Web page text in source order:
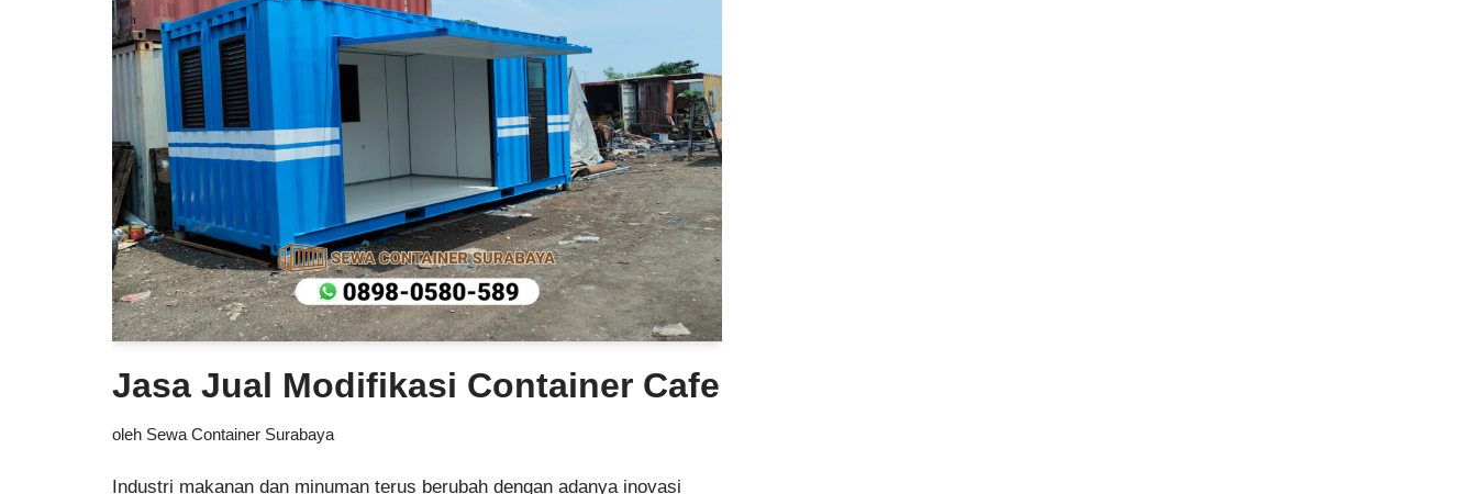
Jasa Jual Modifikasi Container Cafe
oleh Sewa Container Surabaya
Industri makanan dan minuman terus berubah dengan adanya inovasi